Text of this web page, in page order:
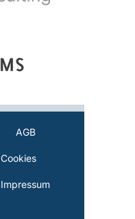
AGB
Cookies
Impressum